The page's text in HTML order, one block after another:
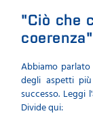
"Ciò che
coerenza"
Abbiamo
degli aspetti
successo. Leggi
Divide qui: